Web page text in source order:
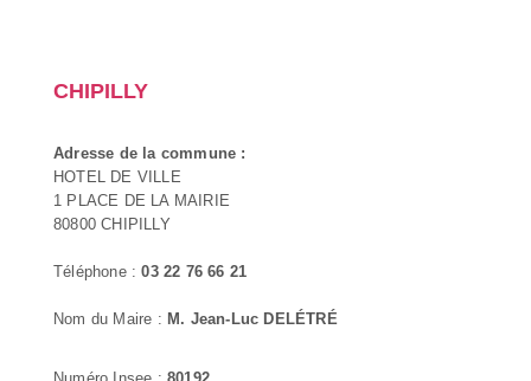
CHIPILLY
Adresse de la commune :
HOTEL DE VILLE
1 PLACE DE LA MAIRIE
80800 CHIPILLY
Téléphone :03 22 76 66 21
Nom du Maire : M. Jean-Luc DELÉTRÉ